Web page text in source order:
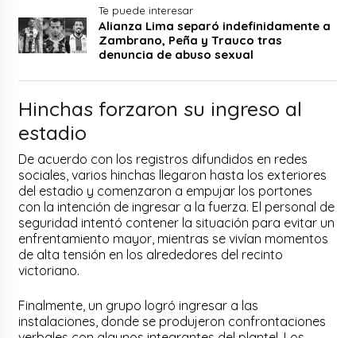
Te puede interesar
Alianza Lima separó indefinidamente a
Zambrano, Peña y Trauco tras
denuncia de abuso sexual
Hinchas forzaron su ingreso al
estadio
De acuerdo con los registros difundidos en redes
sociales, varios hinchas llegaron hasta los exteriores
del estadio y comenzaron a empujar los portones
con la intención de ingresar a la fuerza. El personal de
seguridad intentó contener la situación para evitar un
enfrentamiento mayor, mientras se vivían momentos
de alta tensión en los alrededores del recinto
victoriano.
Finalmente, un grupo logró ingresar a las
instalaciones, donde se produjeron confrontaciones